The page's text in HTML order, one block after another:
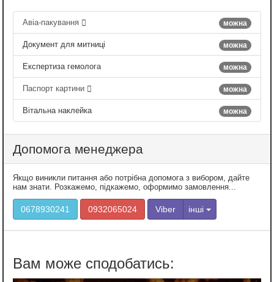
можна
Авіа-пакування
можна
Документ для митниці
можна
Експертиза гемолога
можна
Паспорт картини
можна
Вітальна наклейка
Допомога менеджера
Якщо виникли питання або потрібна допомога з вибором, дайте
нам знати. Розкажемо, підкажемо, оформимо замовлення...
0678930241 0932065024 Viber інші